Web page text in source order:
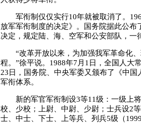
军衔制仅仅实行10年就被取消了。
放军军衔制度的决定》。国务院据此公
决定，规定陆、海、空军和公安部队，
“改革开放以来，为加强我军革命化、
程。”徐平说。1988年7月1日，全国人大
23日，国务院、中央军委又颁布了《中
军衔体系。
新的军官军衔制设3等11级：一级上将
校、少校；上尉、中尉、少尉；士兵设2
士、中士、下士、上等兵、列兵5级（